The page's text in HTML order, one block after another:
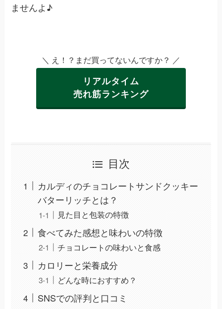
ませんよ♪
＼ え！？まだ買ってないんですか？ ／
リアルタイム
売れ筋ランキング
目次
カルディのチョコレートサンドクッキー
バターリッチとは？
見た目と包装の特徴
食べてみた感想と味わいの特徴
チョコレートの味わいと食感
カロリーと栄養成分
どんな時におすすめ？
SNSでの評判と口コミ